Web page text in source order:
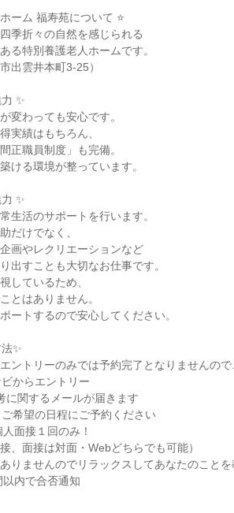
ーム 福寿苑について ⭐
季折々の自然を感じられる
る特別養護老人ホームです。
出雲井本町3-25）
✨
変わっても安心です。
実績はもちろん、
正職員制度」も完備。
ける環境が整っています。
✨
生活のサポートを行います。
だけでなく、
画やレクリエーションなど
出すことも大切なお仕事です。
しているため、
とはありません。
ートするので安心してください。
✨
ントリーのみでは予約完了となりませんので
からエントリー
関するメールが届きます
希望の日程にご予約ください
面接１回のみ！
、面接は対面・Webどちらでも可能）
りませんのでリラックスしてあなたのことを
内で合否通知